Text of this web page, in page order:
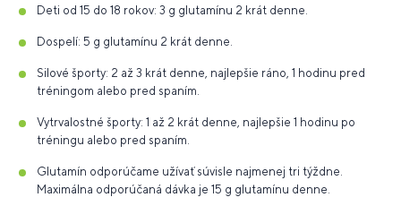
Deti od 15 do 18 rokov: 3 g glutamínu 2 krát denne.
Dospelí: 5 g glutamínu 2 krát denne.
Silové športy: 2 až 3 krát denne, najlepšie ráno, 1 hodinu pred
tréningom alebo pred spaním.
Vytrvalostné športy: 1 až 2 krát denne, najlepšie 1 hodinu po
tréningu alebo pred spaním.
Glutamín odporúčame užívať súvisle najmenej tri týždne.
Maximálna odporúčaná dávka je 15 g glutamínu denne.